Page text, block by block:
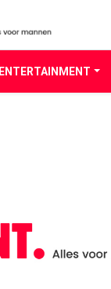
ENTERTAINMENT